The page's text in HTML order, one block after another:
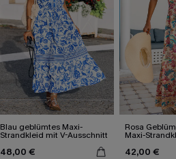
Blau geblümtes Maxi-
Strandkleid mit V-Ausschnitt
48,00 €
Rosa
Maxi-
42,00 €